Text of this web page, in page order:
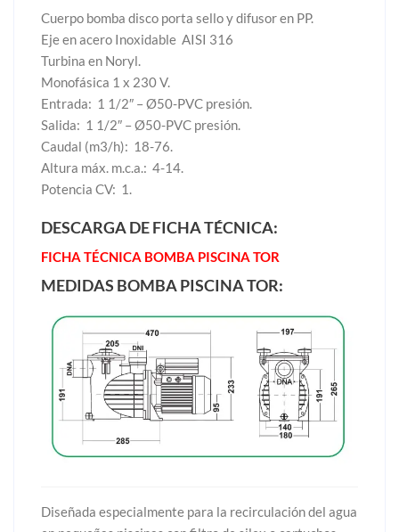
Cuerpo bomba disco porta sello y difusor en PP.
Eje en acero Inoxidable AISI 316
Turbina en Noryl.
Monofásica 1 x 230 V.
Entrada: 1 1/2″ – Ø50-PVC presión.
Salida: 1 1/2″ – Ø50-PVC presión.
Caudal (m3/h): 18-76.
Altura máx. m.c.a.: 4-14.
Potencia CV: 1.
DESCARGA DE FICHA TÉCNICA:
FICHA TÉCNICA BOMBA PISCINA TOR
MEDIDAS BOMBA PISCINA TOR:
Diseñada especialmente para la recirculación del agua